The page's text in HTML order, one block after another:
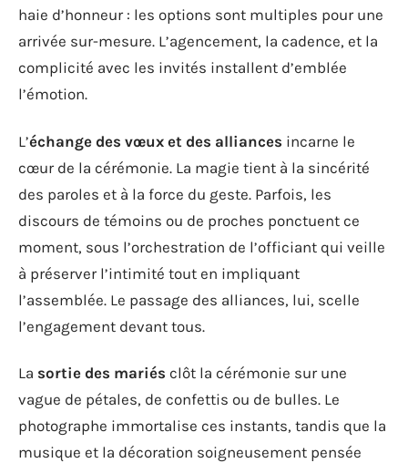
haie d’honneur : les options sont multiples pour une
arrivée sur-mesure. L’agencement, la cadence, et la
complicité avec les invités installent d’emblée
l’émotion.
L’échange des vœux et des alliances incarne le
cœur de la cérémonie. La magie tient à la sincérité
des paroles et à la force du geste. Parfois, les
discours de témoins ou de proches ponctuent ce
moment, sous l’orchestration de l’officiant qui veille
à préserver l’intimité tout en impliquant
l’assemblée. Le passage des alliances, lui, scelle
l’engagement devant tous.
La sortie des mariés clôt la cérémonie sur une
vague de pétales, de confettis ou de bulles. Le
photographe immortalise ces instants, tandis que la
musique et la décoration soigneusement pensée